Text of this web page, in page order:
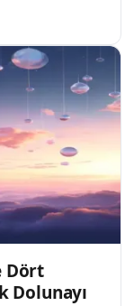
alarma
parazit,
da dâhil
edebilen bir
Bulaşır? Vida
Dört
Dolunayı